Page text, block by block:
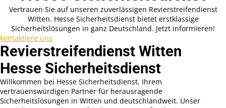
Vertrauen Sie auf unseren zuverlässigen Revierstreifendienst
Witten. Hesse Sicherheitsdienst bietet erstklassige
Sicherheitslösungen in ganz Deutschland. Jetzt informieren!
kontaktiere uns
Revierstreifendienst Witten
Hesse Sicherheitsdienst
Willkommen bei Hesse Sicherheitsdienst, Ihrem
vertrauenswürdigen Partner für herausragende
Sicherheitslösungen in Witten und deutschlandweit. Unser